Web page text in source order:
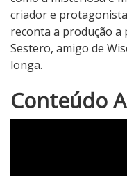
criador e
reconta a produção a
Sestero, amigo de
longa.
N
o
Conteúdo